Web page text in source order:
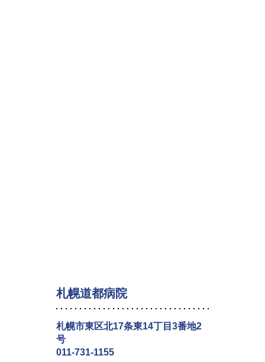
札幌道都病院
札幌市東区北17条東14丁目3番地2
号
011-731-1155